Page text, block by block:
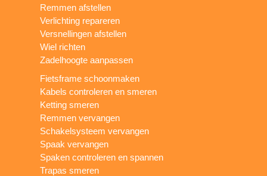
Remmen afstellen
Verlichting repareren
Versnellingen afstellen
Wiel richten
Zadelhoogte aanpassen
Fietsframe schoonmaken
Kabels controleren en smeren
Ketting smeren
Remmen vervangen
Schakelsysteem vervangen
Spaak vervangen
Spaken controleren en spannen
Trapas smeren